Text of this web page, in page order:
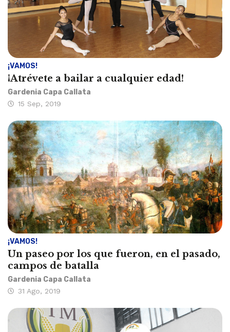
¡VAMOS!
¡Atrévete a bailar a cualquier edad!
Gardenia Capa Callata
15 Sep, 2019
¡VAMOS!
Un paseo por los que fueron, en el pasado,
campos de batalla
Gardenia Capa Callata
31 Ago, 2019